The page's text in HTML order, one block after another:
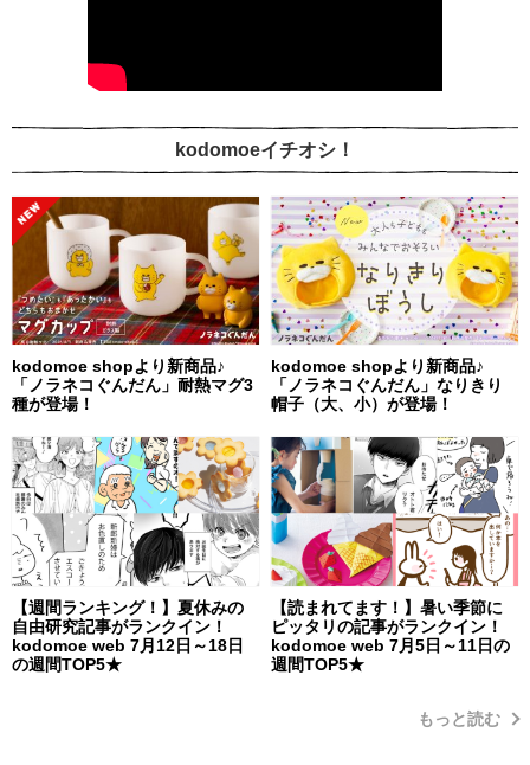
kodomoeイチオシ！
kodomoe shopより新商品♪
「ノラネコぐんだん」耐熱マグ3
種が登場！
kodomoe shopより新商品♪
「ノラネコぐんだん」なりきり
帽子（大、小）が登場！
【週間ランキング！】夏休みの
自由研究記事がランクイン！
kodomoe web 7月12日～18日
の週間TOP5★
【読まれてます！】暑い季節に
ピッタリの記事がランクイン！
kodomoe web 7月5日～11日の
週間TOP5★
もっと読む